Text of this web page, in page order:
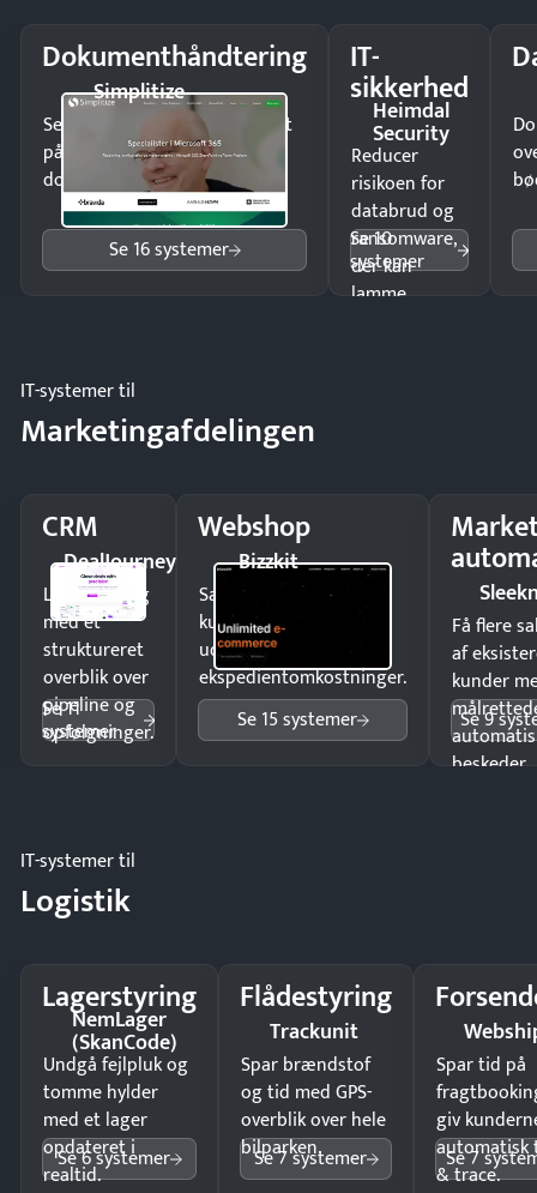
Dokumenthåndtering
Simplitize
Send kontrakter til underskrift
på minutter og mist ingen
dokumenter.
Se 16 systemer
IT-
sikkerhed
Heimdal
Security
Reducer
risikoen for
databrud og
ransomware,
der kan
lamme
Se 10
systemer
IT-systemer til
Marketingafdelingen
CRM
DealJourney
Luk flere salg
med et
struktureret
overblik over
pipeline og
opfølgninger.
Se 11
systemer
Webshop
Bizzkit
Sælg produkter 24/7 til
kunder i hele landet
uden
ekspedientomkostninger.
Se 15 systemer
Få flere
af
kunder
beskeder.
Se 9
IT-systemer til
Logistik
Lagerstyring
NemLager
(SkanCode)
Undgå fejlpluk og
tomme hylder
med et lager
opdateret i
realtid.
Se 6 systemer
Flådestyring
Trackunit
Spar brændstof
og tid med GPS-
overblik over hele
bilparken.
Se 7 systemer
Spar tid på
giv
automatisk
& trace.
Se 7